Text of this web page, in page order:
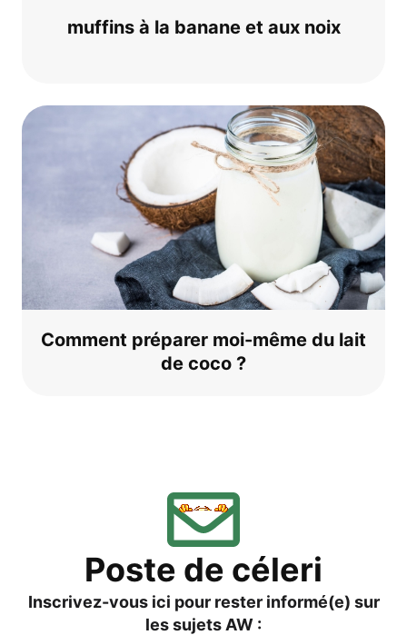
muf­fins à la bana­ne et aux noix
Com­ment prépa­rer moi-même du lait
de coco ?
Pos­te de céleri
Inscri­vez-vous ici pour res­ter informé(e) sur
les sujets AW :